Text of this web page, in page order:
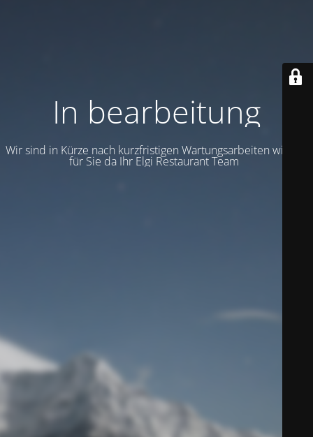
In bearbeitung
Wir sind in Kürze nach kurzfristigen Wartungsarbeiten wieder
für Sie da Ihr Elgi Restaurant Team